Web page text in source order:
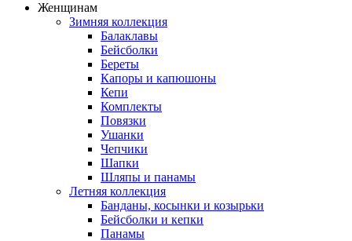
Женщинам
Зимняя коллекция
Балаклавы
Бейсболки
Береты
Капоры и капюшоны
Кепи
Комплекты
Повязки
Ушанки
Чепчики
Шапки
Шляпы и панамы
Летняя коллекция
Банданы, косынки и козырьки
Бейсболки и кепки
Панамы